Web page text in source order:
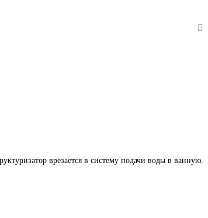
врезается в систему подачи воды в ванную.